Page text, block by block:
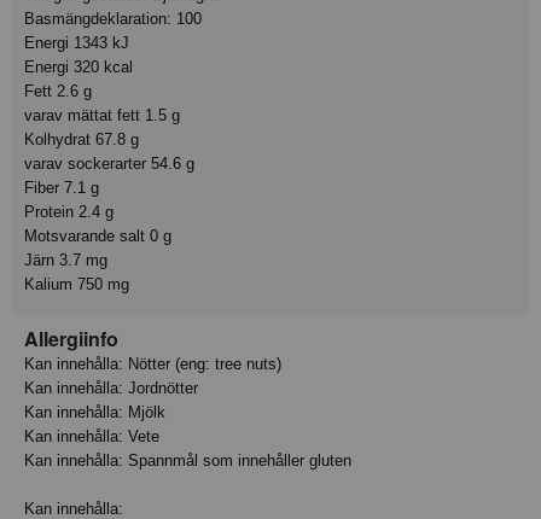
Basmängdeklaration: 100
Energi 1343 kJ
Energi 320 kcal
Fett 2.6 g
varav mättat fett 1.5 g
Kolhydrat 67.8 g
varav sockerarter 54.6 g
Fiber 7.1 g
Protein 2.4 g
Motsvarande salt 0 g
Järn 3.7 mg
Kalium 750 mg
Allergiinfo
Kan innehålla: Nötter (eng: tree nuts)
Kan innehålla: Jordnötter
Kan innehålla: Mjölk
Kan innehålla: Vete
Kan innehålla: Spannmål som innehåller gluten
Kan innehålla: